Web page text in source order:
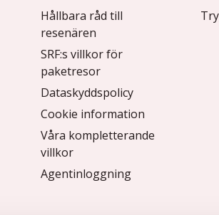
Hållbara råd till
resenären
SRF:s villkor för
paketresor
Dataskyddspolicy
Cookie information
Våra kompletterande
villkor
Agentinloggning